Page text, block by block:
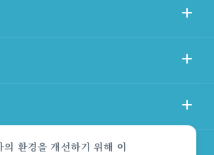
의 환경을 개선하기 위해 이